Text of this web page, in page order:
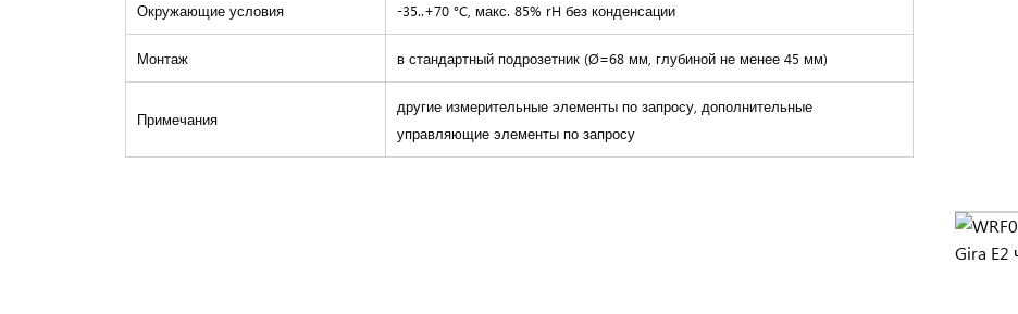
Окружающие условия -35..+70 °C, макс. 85% rH без конденсации
Монтаж в стандартный подрозетник (Ø=68 мм, глубиной не менее 45 мм)
Примечания
другие измерительные элементы по запросу, дополнительные
управляющие элементы по запросу